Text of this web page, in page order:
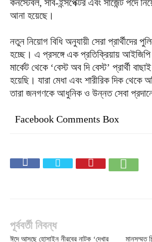
কনস্টেবল, সাব-ইন্সপেক্টর এবং সার্জেন্ট পদে
আনা হয়েছে।
নতুন নিয়োগ বিধি অনুযায়ী সেরা প্রার্থীদের
হচ্ছে। এ প্রসঙ্গে এক প্রতিক্রিয়ায়
মার্কেট থেকে ‘বেস্ট অব দি বেস্ট’ প্রার্থী
হয়েছি। যারা মেধা এবং শারীরিক দিক থেকে
তারা জনগণকে আধুনিক ও উন্নত সেবা
Facebook Comments Box
পূর্ববর্তী নিবন্ধ
ঈদে আসছে হোসাইন নীরবের নাটক ‘দেখার
মানসম্মত